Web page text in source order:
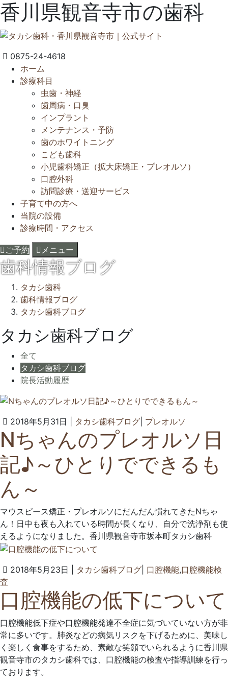
香川県観音寺市の歯科
0875-24-4618
ホーム
診療科目
虫歯・神経
歯周病・口臭
インプラント
メンテナンス・予防
歯のホワイトニング
こども歯科
小児歯科矯正（拡大床矯正・プレオルソ）
口腔外科
訪問診療・送迎サービス
子育て中の方へ
当院の設備
診療時間・アクセス
ご予約 メニュー
歯科情報ブログ
タカシ歯科
歯科情報ブログ
タカシ歯科ブログ
タカシ歯科ブログ
全て
タカシ歯科ブログ
院長活動履歴
2018年5月31日 タカシ歯科ブログ プレオルソ
年
6
月
23
カ
シ
歯
科
ニ
ッ
ク
Nちゃんのプレオルソ日
記♪～ひとりでできるも
ん～
マウスピース矯正・プレオルソにだんだん慣れてきたNちゃ
ん！日中も夜も入れている時間が長くなり、自分で洗浄剤も使
えるようになりました。香川県観音寺市坂本町タカシ歯科
2018年5月23日 タカシ歯科ブログ 口腔機能,口腔機能検
査
年
6
月
14
日
カ
シ
歯
科
ク
リ
ニ
ッ
口腔機能の低下について
口腔機能低下症や口腔機能発達不全症に気づいていない方が非
常に多いです。肺炎などの病気リスクを下げるために、美味し
く楽しく食事をするため、素敵な笑顔でいられるように香川県
観音寺市のタカシ歯科では、口腔機能の検査や指導訓練を行っ
ております。